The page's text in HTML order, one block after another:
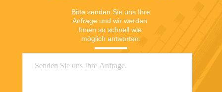
Bitte senden Sie uns Ihre
Anfrage und wir werden
Ihnen so schnell wie
möglich antworten.